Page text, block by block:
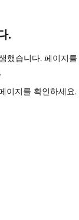
.
했습니다. 페이지를
이지를 확인하세요.